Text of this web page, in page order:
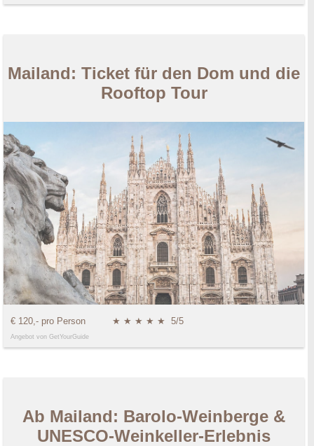
Mailand: Ticket für den Dom und die
Rooftop Tour
€ 120,- pro Person ★ ★ ★ ★ ★ 5/5
Angebot von GetYourGuide
Ab Mailand: Barolo-Weinberge &
UNESCO-Weinkeller-Erlebnis